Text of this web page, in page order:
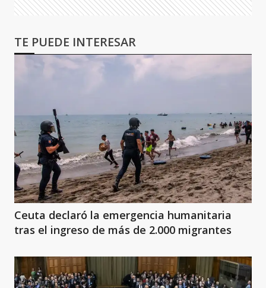
TE PUEDE INTERESAR
Ceuta declaró la emergencia humanitaria
tras el ingreso de más de 2.000 migrantes